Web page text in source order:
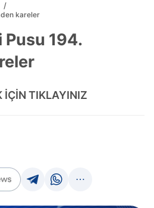
kareler
194.
İÇİN TIKLAYINIZ